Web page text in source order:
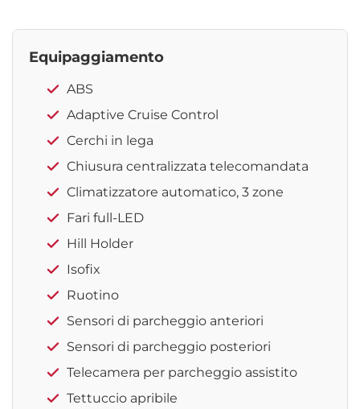
Equipaggiamento
ABS
Adaptive Cruise Control
Cerchi in lega
Chiusura centralizzata telecomandata
Climatizzatore automatico, 3 zone
Fari full-LED
Hill Holder
Isofix
Ruotino
Sensori di parcheggio anteriori
Sensori di parcheggio posteriori
Telecamera per parcheggio assistito
Tettuccio apribile